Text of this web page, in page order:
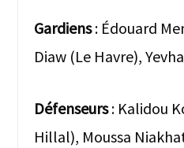
Gardiens: Édouard
Diaw (Le Havre),
Défenseurs: Kalidou
Hillal), Moussa